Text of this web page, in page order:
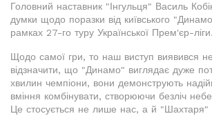
Головний наставник "Інгульця" Василь
думки щодо поразки від київського
рамках 27-го туру Української Прем'єр-ліги.
Щодо самої гри, то наш виступ виявився
відзначити, що "Динамо" виглядає дуже
хвилин чемпіони, вони демонструють
вміння комбінувати, створюючи безліч
Це стосується не лише нас, а й "Шахтаря"